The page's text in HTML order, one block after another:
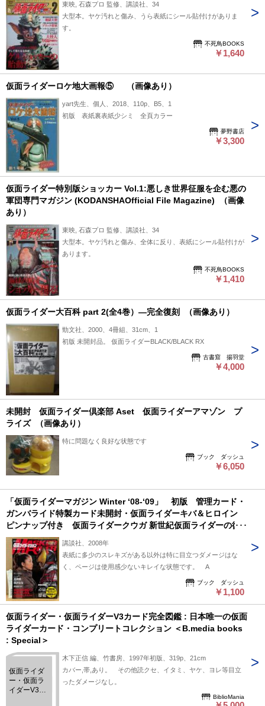
東映, 石森プロ 監修、講談社、34
大型本。ヤケ汚れと傷み、うら表紙にシール貼付けがありま
す。
不死鳥BOOKS
￥1,640
仮面ライダーロケ地大画報⑤ （画像あり）
yart先生、個人、2018、110p、B5、1
初版 表紙裏表紙少シミ 全頁カラー
夢野書店
￥3,300
仮面ライダー特別版ショッカー Vol.1:悪しき世界征服を企む悪の
軍団専門マガジン (KODANSHAOfficial File Magazine) （画像
あり）
東映, 石森プロ 監修、講談社、34
大型本。ヤケ汚れと傷み、全体に反り、表紙にシール貼付けが
あります。
不死鳥BOOKS
￥1,410
仮面ライダー大百科 part 2(全4巻）―完全復刻 （画像あり）
勁文社、2000、4冊組、31cm、1
初版 未開封品。 仮面ライダーBLACK/BLACK RX
古書窟 揚羽堂
￥4,000
未開封 仮面ライダー倶楽部 Aset 仮面ライダーアマゾン プ
ライズ （画像あり）
特に問題なく良好な状態です
ブック ダッシュ
￥6,050
「仮面ライダーマガジン Winter ‘08-‘09」 初版 管理カード・
ガンバライド特製カード未開封・仮面ライダーキバ＆ヒロイン
ピンナップ付き 仮面ライダークウガ 新世紀仮面ライダーの復
活 他 高橋優・柳沢なな 講談社ムック （画像あり）
講談社、2008年
表紙に多少のスレキズがある以外は特に目立つダメージはな
く、ページは使用感少ないキレイな状態です。 A
ブック ダッシュ
￥1,100
仮面ライダー・仮面ライダーV3カード完全図鑑 : 日本唯一の仮面
ライダーカード・コンプリートコレクション ＜B.media books
: Special＞
仮面ライダ
ー・仮面ラ
イダーV3カ
木下正信 編、竹書房、1997年初版、319p、21cm
カバー,帯,あり。 その他読クセ、イタミ、ヤケ、ヨレ等目立
ったダメージなし。
BiblioMania